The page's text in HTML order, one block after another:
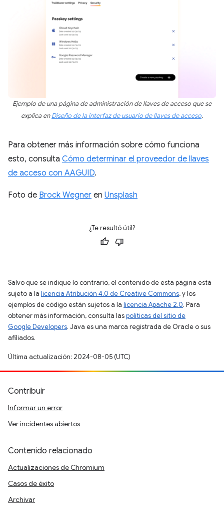
Ejemplo de una página de administración de llaves de acceso que se
explica enDiseño de la interfaz de usuario de llaves de acceso.
Para obtener más información sobre cómo funciona
esto, consulta Cómo determinar el proveedor de llaves
de acceso con AAGUID.
Foto de Brock Wegner en Unsplash
¿Te resultó útil?
Salvo que se indique lo contrario, el contenido de esta página está
sujeto a la licencia Atribución 4.0 de Creative Commons, y los
ejemplos de código están sujetos a la licencia Apache 2.0. Para
obtener más información, consulta laspolíticas del sitio de
Google Developers. Java es una marca registrada de Oracle o sus
afiliados.
Última actualización: 2024-08-05 (UTC)
Contribuir
Informar un error
Ver incidentes abiertos
Contenido relacionado
Actualizaciones de Chromium
Casos de éxito
Archivar